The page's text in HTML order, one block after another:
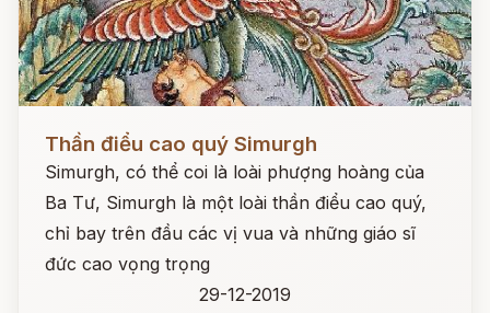
Đọc ngay
Thần điểu cao quý Simurgh
Simurgh, có thể coi là loài phượng hoàng của
Ba Tư, Simurgh là một loài thần điểu cao quý,
chỉ bay trên đầu các vị vua và những giáo sĩ
đức cao vọng trọng
29-12-2019